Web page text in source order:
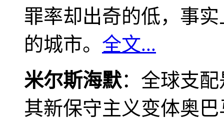
罪率却出奇的低，事
的城市。 全文...
米尔斯海默：全球支
其新保守主义变体奥